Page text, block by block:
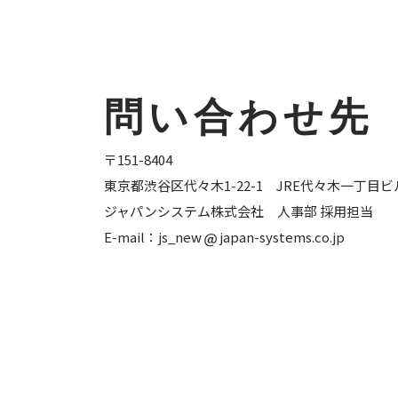
問い合わせ先
〒151-8404
東京都渋谷区代々木1-22-1 JRE代々木一丁目ビ
ジャパンシステム株式会社 人事部 採用担当
E-mail：js_new
japan-systems.co.jp